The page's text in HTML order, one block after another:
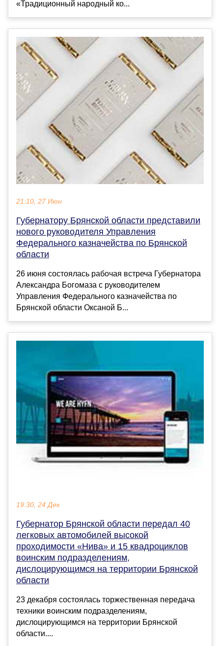
«Традиционный народный ко...
21:10, 27 Июн
Губернатору Брянской области представили
нового руководителя Управления
Федерального казначейства по Брянской
области
26 июня состоялась рабочая встреча Губернатора
Александра Богомаза с руководителем
Управления Федерального казначейства по
Брянской области Оксаной Б...
19:30, 24 Дек
Губернатор Брянской области передал 40
легковых автомобилей высокой
проходимости «Нива» и 15 квадроциклов
воинским подразделениям,
дислоцирующимся на территории Брянской
области
23 декабря состоялась торжественная передача
техники воинским подразделениям,
дислоцирующимся на территории Брянской
области....